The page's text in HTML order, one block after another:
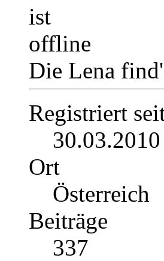
Die Lena
Registriert
30.03.2010
Ort
Österreich
Beiträge
337